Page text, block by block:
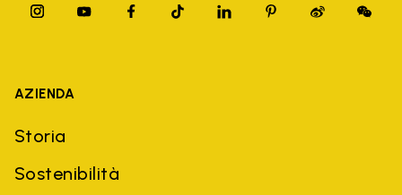
AZIENDA
Storia
Sostenibilità